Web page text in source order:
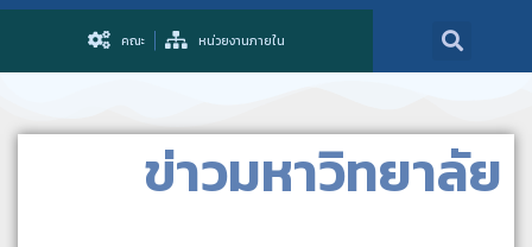
คณะ หน่วยงานภายใน
ข่าวมหาวิทยาลัย